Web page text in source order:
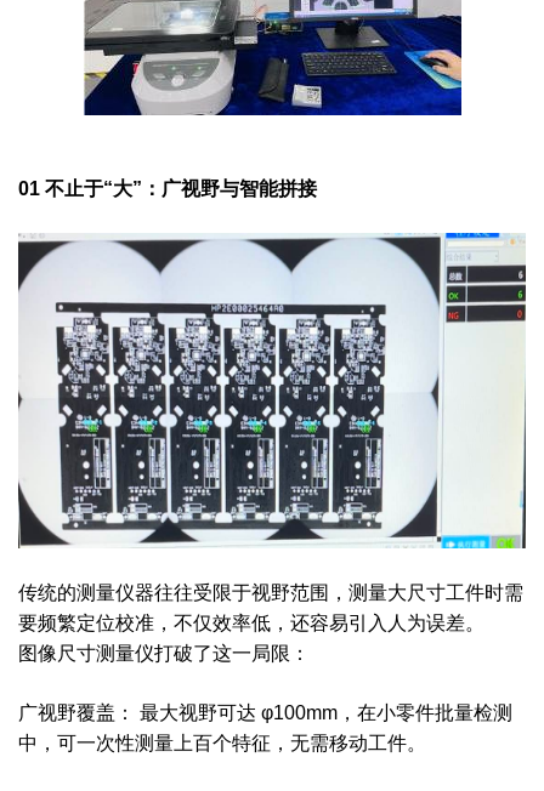
01 不止于“大”：广视野与智能拼接
传统的测量仪器往往受限于视野范围，测量大尺寸工件时需
要频繁定位校准，不仅效率低，还容易引入人为误差。
图像尺寸测量仪打破了这一局限：
广视野覆盖： 最大视野可达 φ100mm，在小零件批量检测
中，可一次性测量上百个特征，无需移动工件。